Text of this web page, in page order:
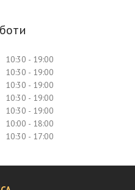
10:30
19:00
10:30
19:00
10:30
19:00
10:30
19:00
10:30
19:00
10:00
18:00
10:30 17:00